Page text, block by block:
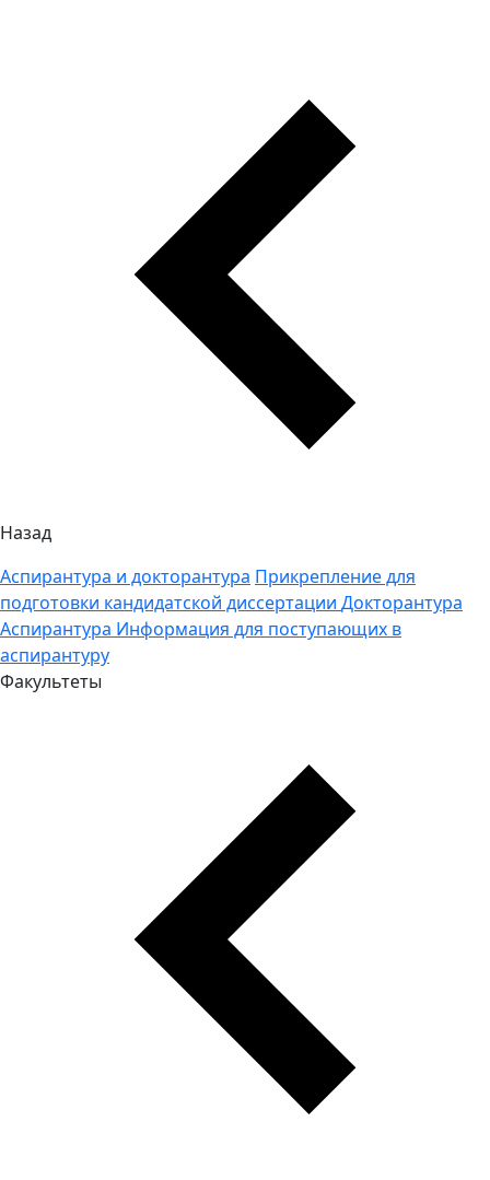
Назад
Аспирантура и докторантура Прикрепление для
подготовки кандидатской диссертации Докторантура
Аспирантура Информация для поступающих в
аспирантуру
Факультеты